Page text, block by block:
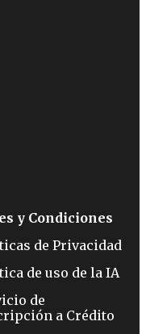
y Condiciones
de Privacidad
de uso de la IA
de
a Crédito